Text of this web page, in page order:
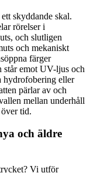
skyddande skal.
rörelser i
och slutligen
och mekaniskt
färger
står emot UV-ljus och
hydrofobering eller
pärlar av och
mellan underhåll
tid.
och äldre
Vi utför